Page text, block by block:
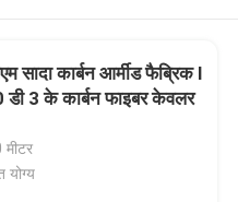
सादा कार्बन आर्मीड फैब्रिक I
डी 3 के कार्बन फाइबर केवलर
योग्य